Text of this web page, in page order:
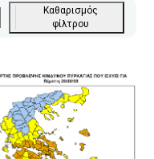
Καθαρισμός
φίλτρου